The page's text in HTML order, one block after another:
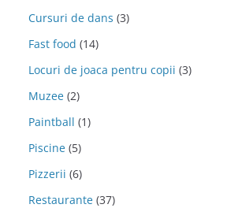
Cursuri de dans (3)
Fast food (14)
Locuri de joaca pentru copii (3)
Muzee (2)
Paintball (1)
Piscine (5)
Pizzerii (6)
Restaurante (37)